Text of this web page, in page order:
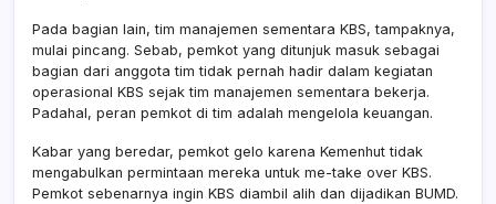
Pada bagian lain, tim manajemen sementara KBS, tampaknya,
mulai pincang. Sebab, pemkot yang ditunjuk masuk sebagai
bagian dari anggota tim tidak pernah hadir dalam kegiatan
operasional KBS sejak tim manajemen sementara bekerja.
Padahal, peran pemkot di tim adalah mengelola keuangan.
Kabar yang beredar, pemkot gelo karena Kemenhut tidak
mengabulkan permintaan mereka untuk me-take over KBS.
Pemkot sebenarnya ingin KBS diambil alih dan dijadikan BUMD.